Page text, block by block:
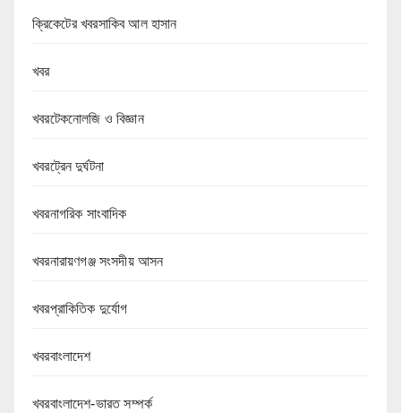
ক্রিকেটের খবরসাকিব আল হাসান
খবর
খবরটেকনোলজি ও বিজ্ঞান
খবরট্রেন দুর্ঘটনা
খবরনাগরিক সাংবাদিক
খবরনারায়ণগঞ্জ সংসদীয় আসন
খবরপ্রাকিতিক দুর্যোগ
খবরবাংলাদেশ
খবরবাংলাদেশ-ভারত সম্পর্ক